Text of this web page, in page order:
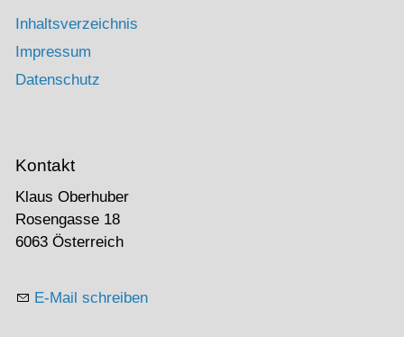
Inhaltsverzeichnis
Impressum
Datenschutz
Kontakt
Klaus Oberhuber
Rosengasse 18
6063 Österreich
E-Mail schreiben